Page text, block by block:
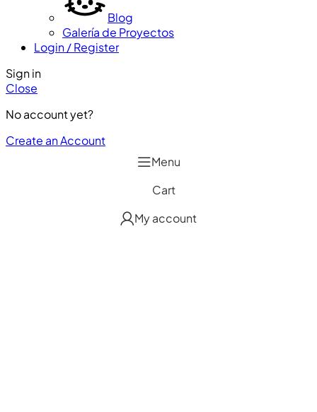
Blog
Galería de Proyectos
Login / Register
Sign in
Close
No account yet?
Create an Account
Menu
Cart
My account